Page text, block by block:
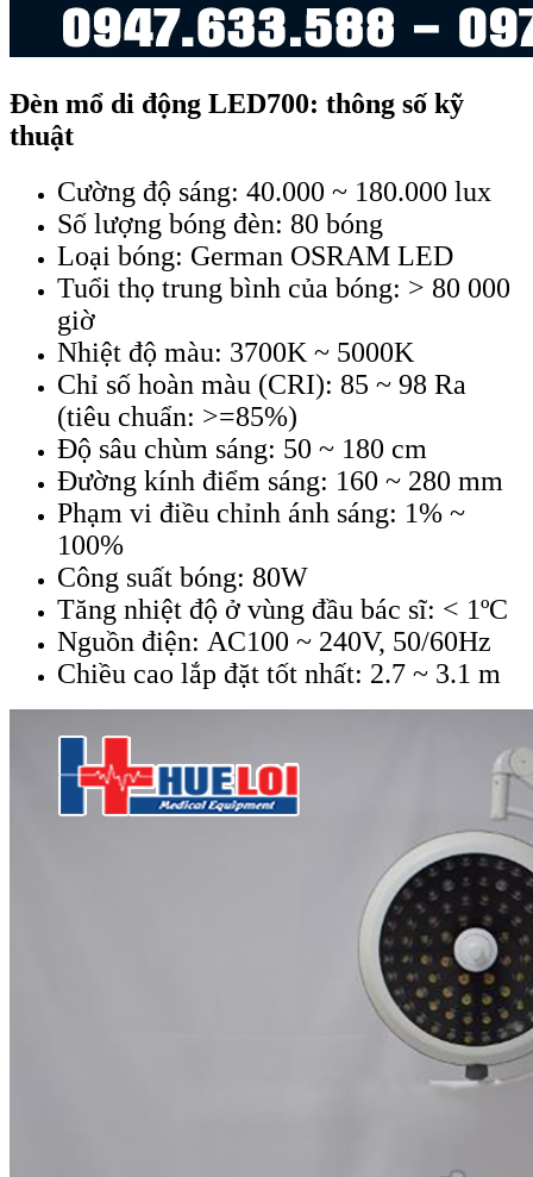
Đèn mổ di động LED700: thông số kỹ
thuật
Cường độ sáng: 40.000 ~ 180.000 lux
Số lượng bóng đèn: 80 bóng
Loại bóng: German OSRAM LED
Tuổi thọ trung bình của bóng: > 80 000
giờ
Nhiệt độ màu: 3700K ~ 5000K
Chỉ số hoàn màu (CRI): 85 ~ 98 Ra
(tiêu chuẩn: >=85%)
Độ sâu chùm sáng: 50 ~ 180 cm
Đường kính điểm sáng: 160 ~ 280 mm
Phạm vi điều chỉnh ánh sáng: 1% ~
100%
Công suất bóng: 80W
Tăng nhiệt độ ở vùng đầu bác sĩ: < 1ºC
Nguồn điện: AC100 ~ 240V, 50/60Hz
Chiều cao lắp đặt tốt nhất: 2.7 ~ 3.1 m